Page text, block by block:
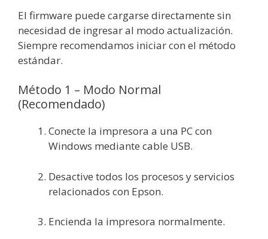
El firmware puede cargarse directamente sin
necesidad de ingresar al modo actualización.
Siempre recomendamos iniciar con el método
estándar.
Método 1 – Modo Normal
(Recomendado)
Conecte la impresora a una PC con
Windows mediante cable USB.
Desactive todos los procesos y servicios
relacionados con Epson.
Encienda la impresora normalmente.